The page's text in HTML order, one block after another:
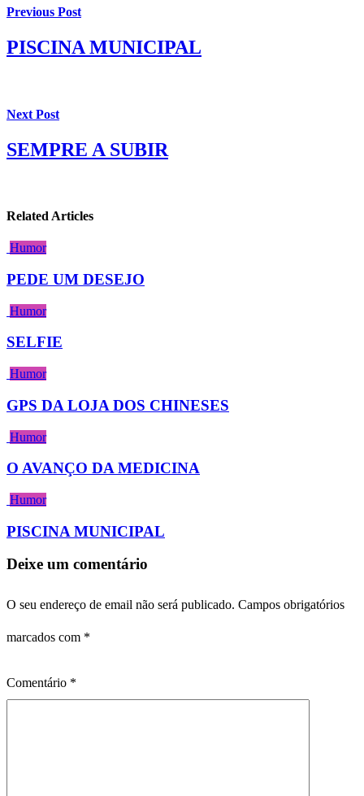
Previous Post
PISCINA MUNICIPAL
Next Post
SEMPRE A SUBIR
Related Articles
Humor
PEDE UM DESEJO
Humor
SELFIE
Humor
GPS DA LOJA DOS CHINESES
Humor
O AVANÇO DA MEDICINA
Humor
PISCINA MUNICIPAL
Deixe um comentário
O seu endereço de email não será publicado. Campos obrigatórios
marcados com *
Comentário *